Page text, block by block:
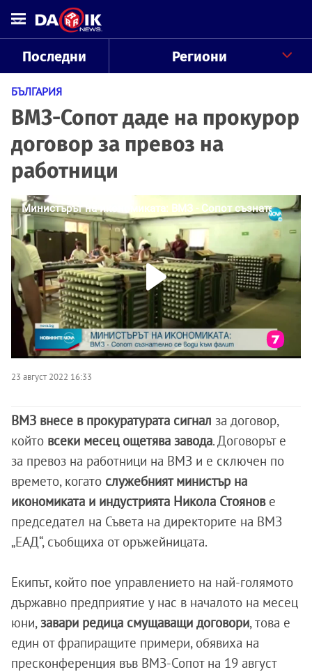
Последни Региони
БЪЛГАРИЯ
ВМЗ-Сопот даде на прокурор
договор за превоз на
работници
23 август 2022 16:33
ВМЗ внесе в прокуратурата сигнал за договор,
който всеки месец ощетява завода. Договорът е
за превоз на работници на ВМЗ и е сключен по
времето, когато служебният министър на
икономиката и индустрията Никола Стоянове
председател на Съвета на директорите на ВМЗ
„ЕАД“, съобщиха от оръжейницата.
Екипът, който пое управлението на най-голямото
държавно предприятие у нас в началото на месец
юни,завари редица смущаващи договори, това е
един от фрапиращите примери, обявиха на
пресконференция във ВМЗ-Сопот на 19 август